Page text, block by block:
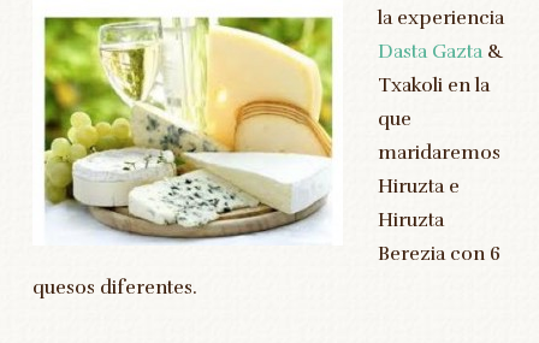
la experiencia
Dasta Gazta&
Txakoli en la
que
maridaremos
Hiruzta e
Hiruzta
Berezia con 6
quesos diferentes.